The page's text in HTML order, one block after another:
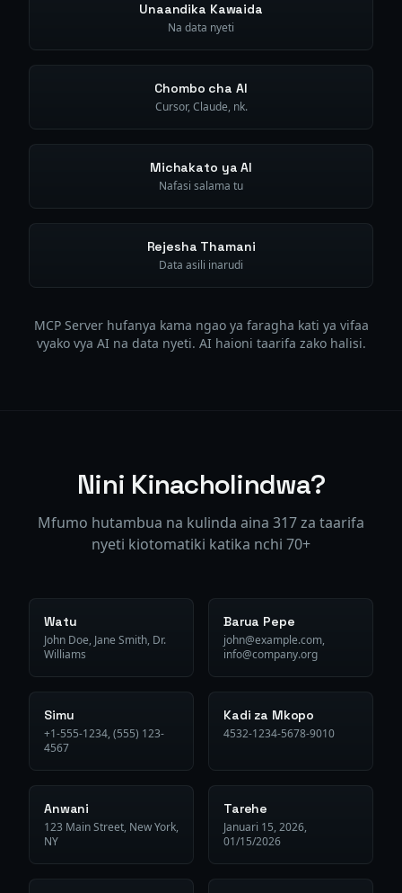
Unaandika Kawaida
Na data nyeti
Chombo cha AI
Cursor, Claude, nk.
Michakato ya AI
Nafasi salama tu
Rejesha Thamani
Data asili inarudi
MCP Server hufanya kama ngao ya faragha kati ya vifaa
vyako vya AI na data nyeti. AI haioni taarifa zako halisi.
Nini Kinacholindwa?
Mfumo hutambua na kulinda aina 317 za taarifa
nyeti kiotomatiki katika nchi 70+
Watu
John Doe, Jane Smith, Dr.
Williams
Barua Pepe
john@example.com,
info@company.org
Simu
+1-555-1234, (555) 123-
4567
Kadi za Mkopo
4532-1234-5678-9010
Anwani
123 Main Street, New York,
NY
Tarehe
Januari 15, 2026,
01/15/2026